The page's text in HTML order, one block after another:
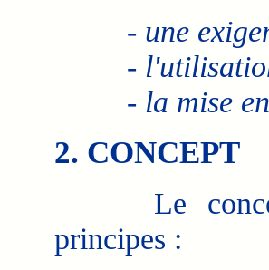
- une
-
- la mise
2. CONCEPT
Le concept
principes :